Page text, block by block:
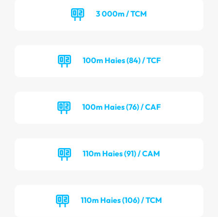
3 000m / TCM
100m Haies (84) / TCF
100m Haies (76) / CAF
110m Haies (91) / CAM
110m Haies (106) / TCM